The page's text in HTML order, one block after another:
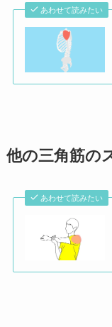
あわせて読みたい
他の三角筋の
あわせて読みたい